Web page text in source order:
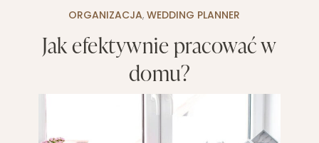
ORGANIZACJA, WEDDING PLANNER
Jak efektywnie pracować w
domu?